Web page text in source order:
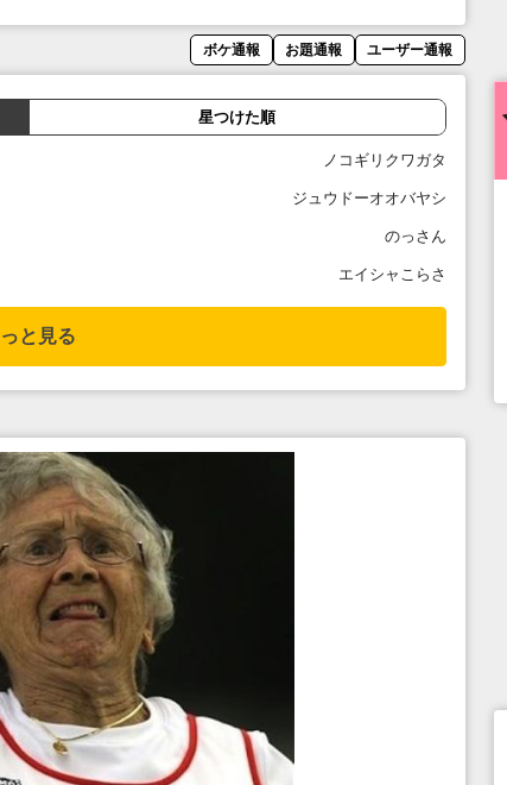
ボケ通報 お題通報 ユーザー通報
星つけた順
ノコギリクワガタ
ジュウドーオオバヤシ
のっさん
エイシャこらさ
と見る